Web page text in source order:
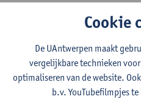
Microglia heterogeneity,
annotation in
Nature neuroscience - ISSN
Cookie
De UAntwerpen maakt
vergelijkbare technieken
optimaliseren van de website.
b.v. YouTubefilmpjes